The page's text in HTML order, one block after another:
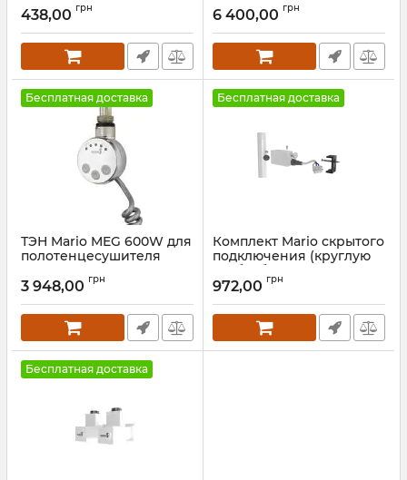
Артикул:23046
438,00 грн 6 400,00 грн
Бесплатная доставка
ТЭН Mario MEG 600W для
полотенцесушителя
Артикул:5.0.1006.0.P-BM
3 948,00 грн
Бесплатная доставка
Комплект Mario скрытого
подключения (круглую
трубу) белый глянец
Артикул: 3.0.0900.0.P-WG
972,00 грн
Бесплатная доставка